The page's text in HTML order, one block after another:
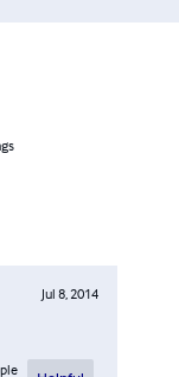
Jul 8, 2014